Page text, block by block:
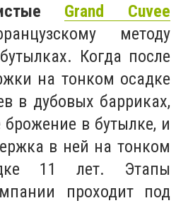
Grand Cuvee
методу
Когда после
на тонком осадке
в дубовых барриках,
брожение в бутылке, и
в ней на тонком
11 лет. Этапы
проходит под